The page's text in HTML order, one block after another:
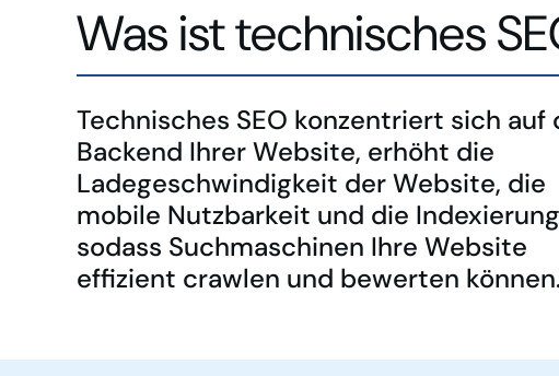
Was ist technisches
Technisches SEO konzentriert sich auf
Backend Ihrer Website, erhöht die
Ladegeschwindigkeit der Website, die
mobile Nutzbarkeit und die
sodass Suchmaschinen Ihre Website
effizient crawlen und bewerten können.